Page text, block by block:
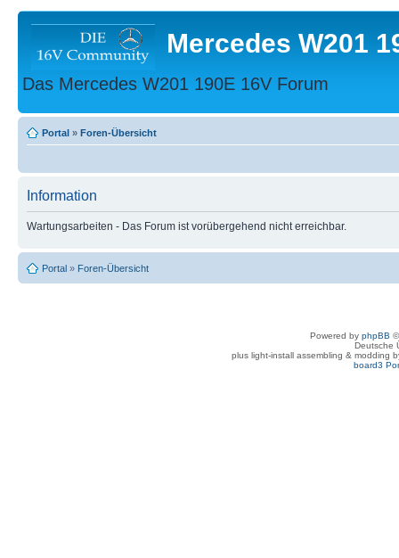
Mercedes W201
Das Mercedes W201 190E 16V Forum
Portal » Foren-Übersicht
Information
Wartungsarbeiten - Das Forum ist vorübergehend nicht erreichbar.
Portal » Foren-Übersicht
Powered by phpBB
Deutsche
plus light-install assembling & modding
board3